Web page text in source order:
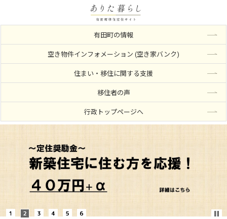
有田町の情報
空き物件インフォメーション (空き家バンク)
住まい・移住に関する支援
移住者の声
行政トップページへ